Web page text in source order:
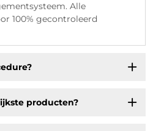
Alle
100% gecontroleerd
producten?